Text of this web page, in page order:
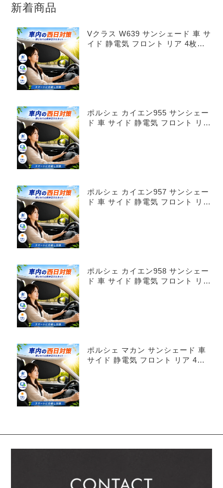
新着商品
Vクラス W639 サンシェード 車 サ
イド 静電気 フロント リア 4枚セ
ポルシェ カイエン955 サンシェー
ド 車 サイド 静電気 フロント リア
ポルシェ カイエン957 サンシェー
ド 車 サイド 静電気 フロント リア
ポルシェ カイエン958 サンシェー
ド 車 サイド 静電気 フロント リア
ポルシェ マカン サンシェード 車
サイド 静電気 フロント リア 4枚